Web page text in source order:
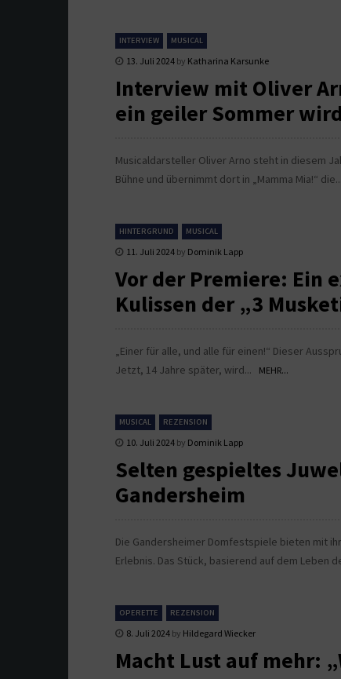
INTERVIEW MUSICAL
13. Juli 2024 by Katharina Karsunke
Interview mit Oliver
ein geiler Sommer
Musicaldarsteller Oliver Arno steht in diesem
Bühne und übernimmt dort in „Mamma Mia!“
HINTERGRUND MUSICAL
11. Juli 2024 by Dominik Lapp
Vor der Premiere: Ein
Kulissen der „3
„Einer für alle, und alle für einen!“ Dieser
Jetzt, 14 Jahre später, wird...
MEHR...
MUSICAL REZENSION
10. Juli 2024 by Dominik Lapp
Selten gespieltes
Gandersheim
Die Gandersheimer Domfestspiele bieten mit
Erlebnis. Das Stück, basierend auf dem Leben
OPERETTE REZENSION
8. Juli 2024 by Hildegard Wiecker
Macht Lust auf mehr: